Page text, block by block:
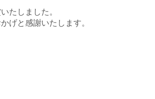
たしました。
げと感謝いたします。